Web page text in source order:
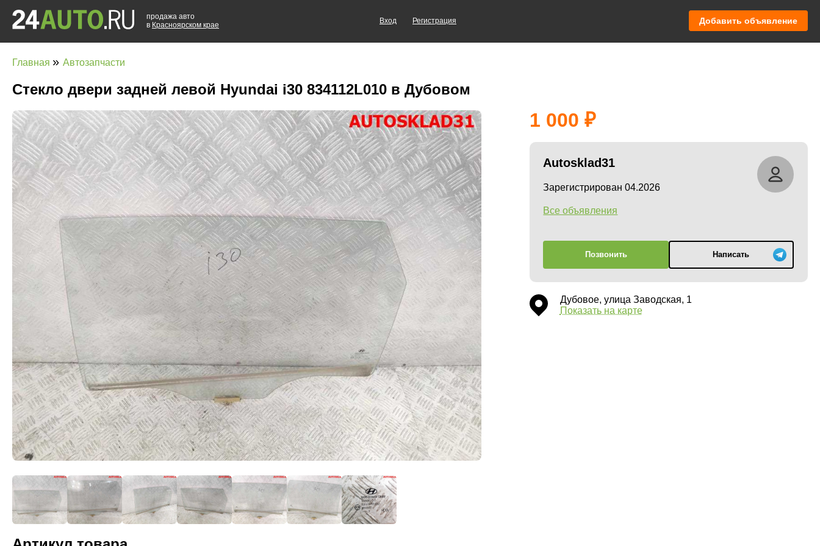
продажа авто
в Красноярском крае
Вход Регистрация Добавить объявление
Главная » Автозапчасти
Стекло двери задней левой Hyundai i30 834112L010 в Дубовом
1 000
Autosklad31
Зарегистрирован 04.2026
Все объявления
Позвонить Написать
Дубовое, улица Заводская, 1
Показать на карте